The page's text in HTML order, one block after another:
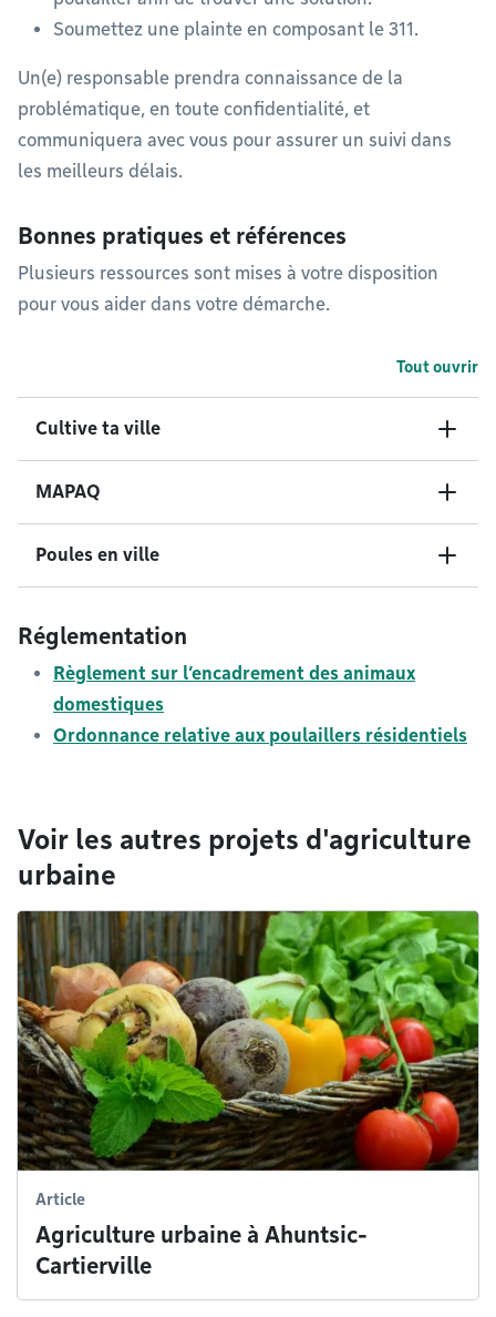
Soumettez une plainte en composant le 311.
Un(e) responsable prendra connaissance de la
problématique, en toute confidentialité, et
communiquera avec vous pour assurer un suivi dans
les meilleurs délais.
Bonnes pratiques et références
Plusieurs ressources sont mises à votre disposition
pour vous aider dans votre démarche.
Tout ouvrir
Cultive ta ville
MAPAQ
Poules en ville
Réglementation
Règlement sur l’encadrement des animaux
domestiques
Ordonnance relative aux poulaillers résidentiels
Voir les autres projets d'agriculture
urbaine
Article
Agriculture urbaine à Ahuntsic-
Cartierville